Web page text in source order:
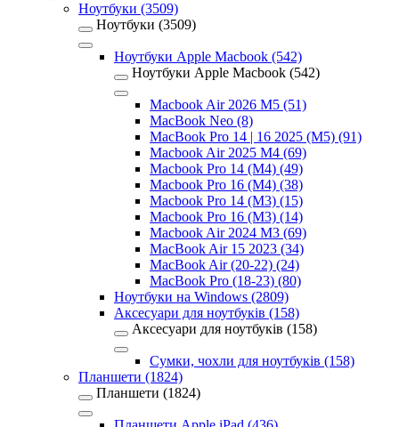
Ноутбуки (3509)
Ноутбуки (3509)
Ноутбуки Apple Macbook (542)
Ноутбуки Apple Macbook (542)
Macbook Air 2026 M5 (51)
MacBook Neo (8)
MacBook Pro 14 | 16 2025 (M5) (91)
Macbook Air 2025 M4 (69)
Macbook Pro 14 (M4) (49)
Macbook Pro 16 (M4) (38)
Macbook Pro 14 (M3) (15)
Macbook Pro 16 (M3) (14)
Macbook Air 2024 M3 (69)
MacBook Air 15 2023 (34)
MacBook Air (20-22) (24)
MacBook Pro (18-23) (80)
Ноутбуки на Windows (2809)
Аксесуари для ноутбуків (158)
Аксесуари для ноутбуків (158)
Сумки, чохли для ноутбуків (158)
Планшети (1824)
Планшети (1824)